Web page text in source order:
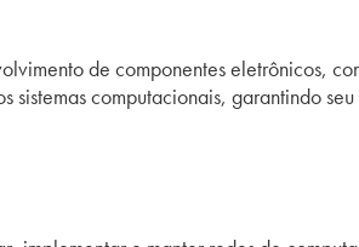
de componentes eletrônicos,
computacionais, garantindo